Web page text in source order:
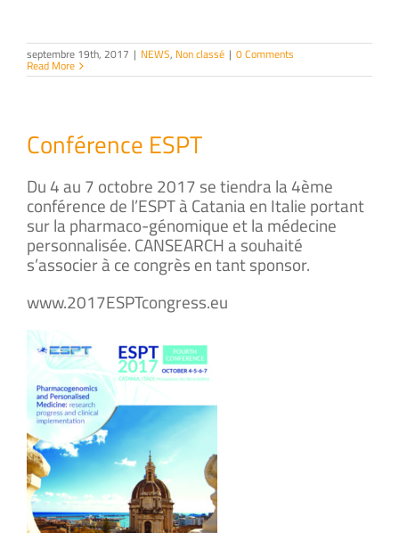
septembre 19th, 2017 | NEWS, Non classé | 0 Comments
Read More
Conférence ESPT
Du 4 au 7 octobre 2017 se tiendra la 4ème
conférence de l’ESPT à Catania en Italie portant
sur la pharmaco-génomique et la médecine
personnalisée. CANSEARCH a souhaité
s’associer à ce congrès en tant sponsor.
www.2017ESPTcongress.eu